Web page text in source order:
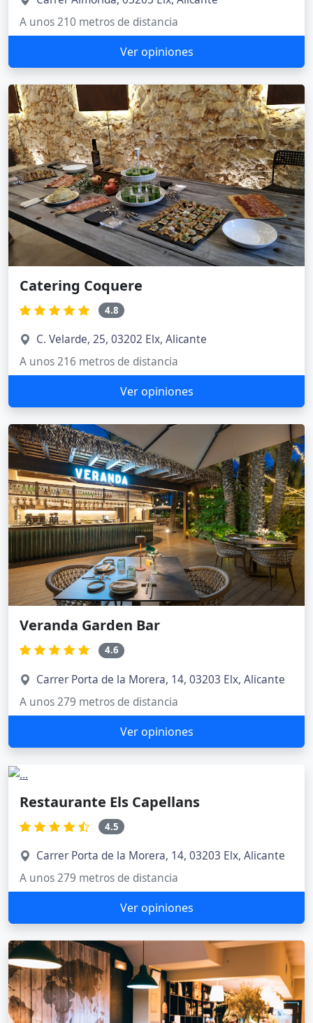
A unos 210 metros de distancia
Ver opiniones
Catering Coquere
4.8
C. Velarde, 25, 03202 Elx, Alicante
A unos 216 metros de distancia
Ver opiniones
Veranda Garden Bar
4.6
Carrer Porta de la Morera, 14, 03203 Elx, Alicante
A unos 279 metros de distancia
Ver opiniones
Restaurante Els Capellans
4.5
Carrer Porta de la Morera, 14, 03203 Elx, Alicante
A unos 279 metros de distancia
Ver opiniones